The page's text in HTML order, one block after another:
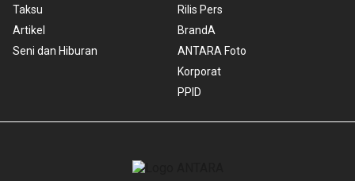
Taksu
Artikel
Seni dan Hiburan
Rilis Pers
BrandA
ANTARA Foto
Korporat
PPID